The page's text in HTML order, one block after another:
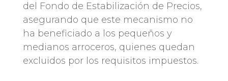
del Fondo de Estabilización de Precios,
asegurando que este mecanismo no
ha beneficiado a los pequeños y
medianos arroceros, quienes quedan
excluidos por los requisitos impuestos.